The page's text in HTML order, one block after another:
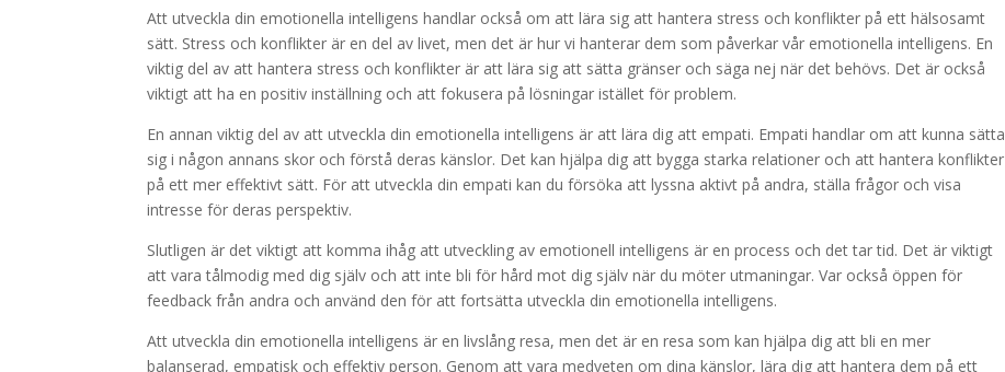
Att utveckla din emotionella intelligens handlar också om att lära sig att hantera stress och konflikter på ett hälsosamt
sätt. Stress och konflikter är en del av livet, men det är hur vi hanterar dem som påverkar vår emotionella intelligens. En
viktig del av att hantera stress och konflikter är att lära sig att sätta gränser och säga nej när det behövs. Det är också
viktigt att ha en positiv inställning och att fokusera på lösningar istället för problem.
En annan viktig del av att utveckla din emotionella intelligens är att lära dig att empati. Empati handlar om att kunna sätta
sig i någon annans skor och förstå deras känslor. Det kan hjälpa dig att bygga starka relationer och att hantera konflikter
på ett mer effektivt sätt. För att utveckla din empati kan du försöka att lyssna aktivt på andra, ställa frågor och visa
intresse för deras perspektiv.
Slutligen är det viktigt att komma ihåg att utveckling av emotionell intelligens är en process och det tar tid. Det är viktigt
att vara tålmodig med dig själv och att inte bli för hård mot dig själv när du möter utmaningar. Var också öppen för
feedback från andra och använd den för att fortsätta utveckla din emotionella intelligens.
Att utveckla din emotionella intelligens är en livslång resa, men det är en resa som kan hjälpa dig att bli en mer
balanserad, empatisk och effektiv person. Genom att vara medveten om dina känslor, lära dig att hantera dem på ett